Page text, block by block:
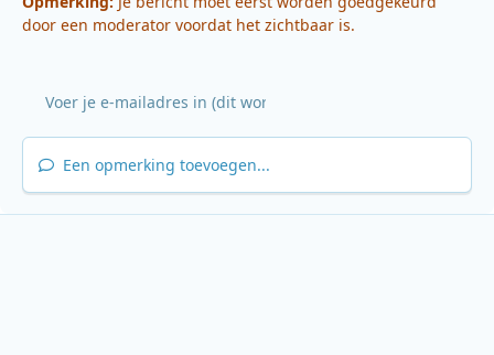
door een moderator voordat het zichtbaar is.
Een opmerking toevoegen...